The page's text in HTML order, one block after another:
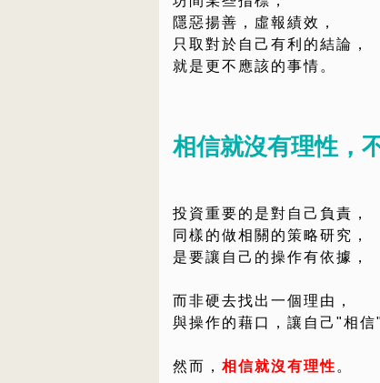
隱惡揚善，虛報績效，
只取對於自己有利的結論，
就是更不應該的事情。
相信就沒有理性，
投資重要的是對自己負責，
同樣的做相關的策略研究，
是要讓自己的操作有依據，
而非硬去找出一個理由，
與操作的藉口，讓自己"相信"
然而， 相信就沒有理性 。